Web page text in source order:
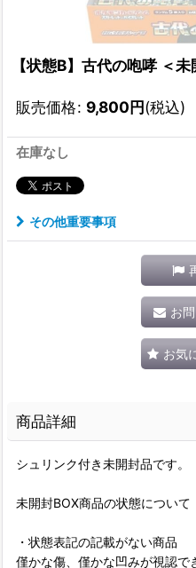
【状態B】古代の咆哮 ＜
販売価格: 9,800円(税込)
在庫なし
その他重要事項
お
お気
商品詳細
シュリンク付き未開封品です。
未開封BOX商品の状態について
・状態表記の記載がない商品
僅かな傷、僅かな凹みが視認で